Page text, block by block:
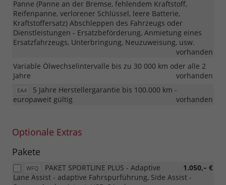
Panne (Panne an der Bremse, fehlendem Kraftstoff,
Reifenpanne, verlorener Schlüssel, leere Batterie,
Kraftstoffersatz) Abschleppen des Fahrzeugs oder
Dienstleistungen - Ersatzbeförderung, Anmietung eines
Ersatzfahrzeugs, Unterbringung, Neuzuweisung, usw.
vorhanden
Variable Ölwechselintervalle bis zu 30 000 km oder alle 2
Jahre
vorhanden
EA4
5 Jahre Herstellergarantie bis 100.000 km -
europaweit gültig
vorhanden
Optionale Extras
Pakete
WFQ 1.050,– €
PAKET SPORTLINE PLUS - Adaptive
Lane Assist - adaptive Fahrspurführung, Side Assist -